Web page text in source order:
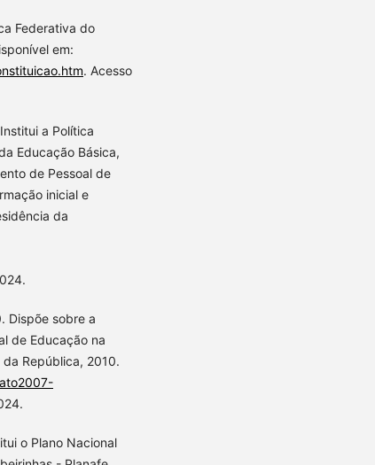
Federativa do
em:
. Acesso
a Política
Educação Básica,
de Pessoal de
inicial e
da
Dispõe sobre a
de Educação na
da República, 2010.
o Plano Nacional